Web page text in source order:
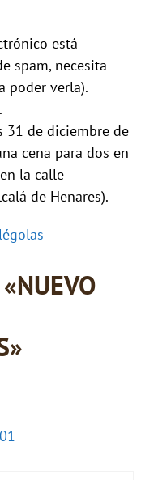
está
spam, necesita
poder verla).
31 de diciembre de
cena para dos en
la calle
de Henares).